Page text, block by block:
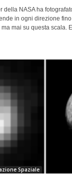
della NASA ha
in ogni direzione
mai su questa scala.
Spaziale